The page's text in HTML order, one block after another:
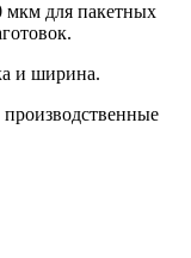
мкм для пакетных
и ширина.